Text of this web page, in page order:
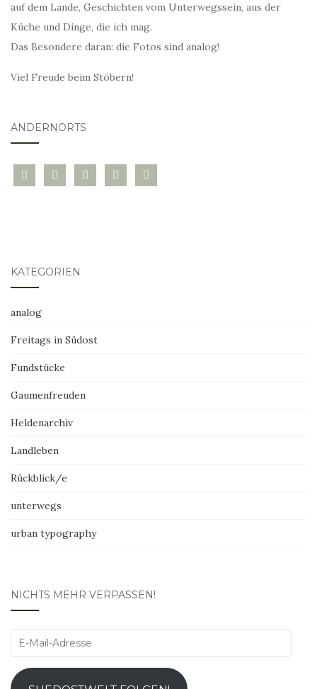
auf dem Lande, Geschichten vom Unterwegssein, aus der
Küche und Dinge, die ich mag.
Das Besondere daran: die Fotos sind analog!
Viel Freude beim Stöbern!
ANDERNORTS
bloglovininstagramtwitter pinterest
mail
KATEGORIEN
analog
Freitags in Südost
Fundstücke
Gaumenfreuden
Heldenarchiv
Landleben
Rückblick/e
unterwegs
urban typography
NICHTS MEHR VERPASSEN!
E-
Adresse